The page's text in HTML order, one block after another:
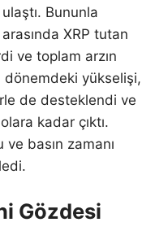
Bununla
XRP tutan
ve toplam arzın
dönemdeki yükselişi,
de desteklendi ve
kadar çıktı.
basın zamanı
Gözdesi